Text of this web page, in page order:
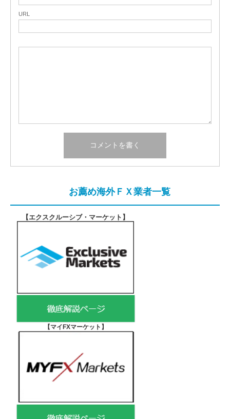
URL
お薦め海外ＦＸ業者一覧
【エクスクルーシブ・マーケット 】
【マイFXマーケット 】